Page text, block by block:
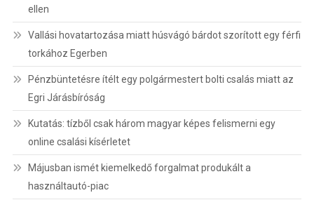
ellen
Vallási hovatartozása miatt húsvágó bárdot szorított egy férfi
torkához Egerben
Pénzbüntetésre ítélt egy polgármestert bolti csalás miatt az
Egri Járásbíróság
Kutatás: tízből csak három magyar képes felismerni egy
online csalási kísérletet
Májusban ismét kiemelkedő forgalmat produkált a
használtautó-piac